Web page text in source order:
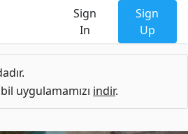
Sign
In
Sign
Up
uygulamamızı indir.